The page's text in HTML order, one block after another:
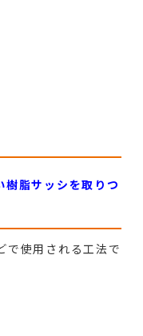
脂サッシを取りつ
使用される工法で